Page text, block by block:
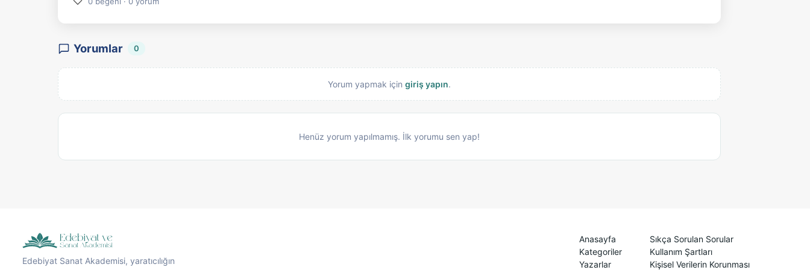
Yorumlar 0
Yorum yapmak için giriş yapın.
Henüz yorum yapılmamış. İlk yorumu sen yap!
Edebiyat Sanat Akademisi, yaratıcılığın
Anasayfa
Kategoriler
Yazarlar
Sıkça Sorulan Sorular
Kullanım Şartları
Kişisel Verilerin Korunması